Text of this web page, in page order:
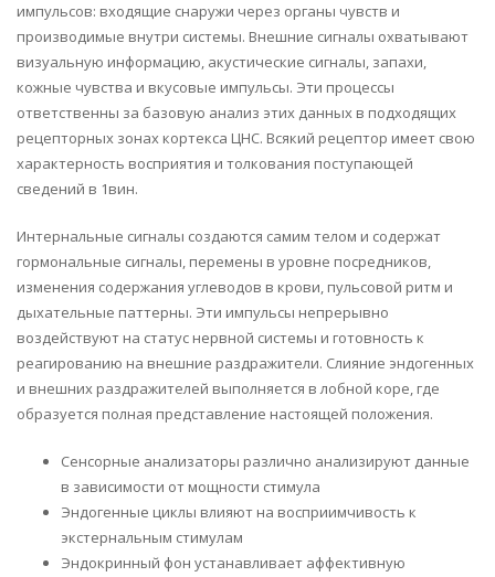
импульсов: входящие снаружи через органы чувств и
производимые внутри системы. Внешние сигналы охватывают
визуальную информацию, акустические сигналы, запахи,
кожные чувства и вкусовые импульсы. Эти процессы
ответственны за базовую анализ этих данных в подходящих
рецепторных зонах кортекса ЦНС. Всякий рецептор имеет свою
характерность восприятия и толкования поступающей
сведений в 1вин.
Интернальные сигналы создаются самим телом и содержат
гормональные сигналы, перемены в уровне посредников,
изменения содержания углеводов в крови, пульсовой ритм и
дыхательные паттерны. Эти импульсы непрерывно
воздействуют на статус нервной системы и готовность к
реагированию на внешние раздражители. Слияние эндогенных
и внешних раздражителей выполняется в лобной коре, где
образуется полная представление настоящей положения.
Сенсорные анализаторы различно анализируют данные
в зависимости от мощности стимула
Эндогенные циклы влияют на восприимчивость к
экстернальным стимулам
Эндокринный фон устанавливает аффективную